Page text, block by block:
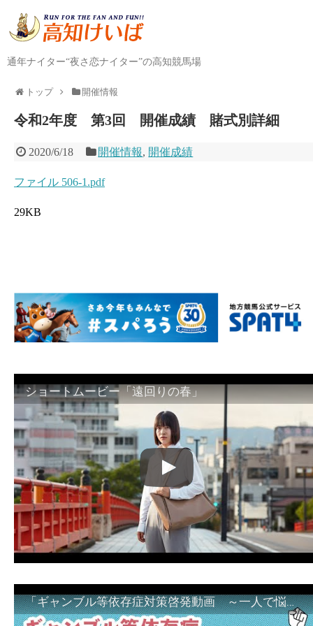
通年ナイター“夜さ恋ナイター”の高知競馬場
トップ 開催情報
令和2年度 第3回 開催成績 賭式別詳細
2020/6/18 開催情報, 開催成績
ファイル 506-1.pdf
29KB
ショートムービー「遠回りの春」
「ギャンブル等依存症対策啓発動画 ～一人で悩まず、家族で悩まず、まず！相談機関へ～」